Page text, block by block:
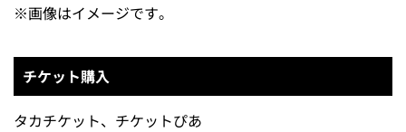
※画像はイメージです。
チケット購入
タカチケット、チケットぴあ